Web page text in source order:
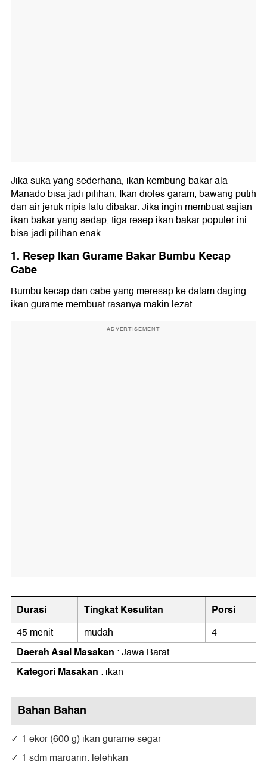
Jika suka yang sederhana, ikan kembung bakar ala
Manado bisa jadi pilihan, Ikan dioles garam, bawang putih
dan air jeruk nipis lalu dibakar. Jika ingin membuat sajian
ikan bakar yang sedap, tiga resep ikan bakar populer ini
bisa jadi pilihan enak.
1. Resep Ikan Gurame Bakar Bumbu Kecap
Cabe
Bumbu kecap dan cabe yang meresap ke dalam daging
ikan gurame membuat rasanya makin lezat.
ADVERTISEMENT
Durasi Tingkat Kesulitan Porsi
45 menit mudah 4
Daerah Asal Masakan : Jawa Barat
Kategori Masakan : ikan
Bahan Bahan
1 ekor (600 g) ikan gurame segar